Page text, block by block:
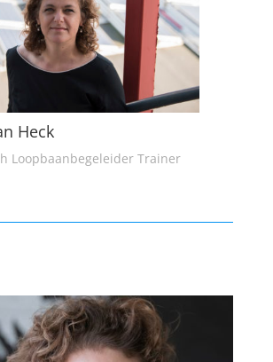
Heck
Loopbaanbegeleider Trainer